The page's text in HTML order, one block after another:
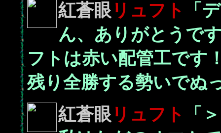
紅蒼眼 リュフト
「
ん、ありがとうで
フトは赤い配管工です
残り全勝する勢いでぬ
紅蒼眼 リュフト
「